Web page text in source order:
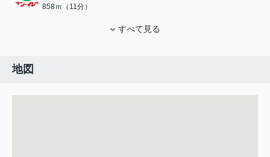
858ｍ（11分）
すべて見る
地図